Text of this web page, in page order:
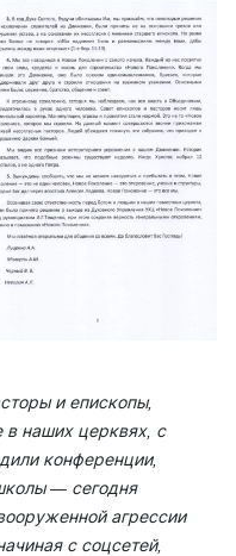
и епископы,
в наших церквях, с
конференции,
— сегодня
агрессии
с соцсетей,